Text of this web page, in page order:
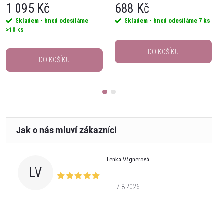
1 095 Kč
Skladem - hned odesíláme
>10 ks
DO KOŠÍKU
688 Kč
Skladem - hned odesíláme 7 ks
DO KOŠÍKU
LV
Lenka Vágnerová
7.8.2026